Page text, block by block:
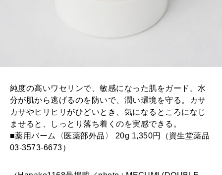
純度の高いワセリンで、敏感になった肌をガード。水
分が肌から逃げるのを防いで、潤い環境を守る。カサ
カサやヒリヒリがひどいとき、気になるところになじ
ませると、しっとり落ち着くのを実感できる。
■薬用バーム〈医薬部外品〉 20g 1,350円（資生堂薬品
03-3573-6673）